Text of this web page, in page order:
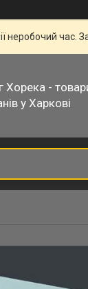
неробочий
Хорека -
у Харкові